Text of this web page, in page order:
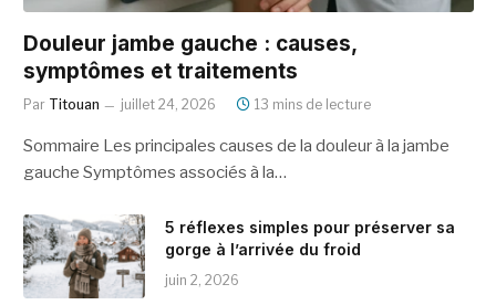
Douleur jambe gauche : causes,
symptômes et traitements
Par Titouan juillet 24, 2026 13 mins de lecture
Sommaire Les principales causes de la douleur à la jambe
gauche Symptômes associés à la…
5 réflexes simples pour préserver sa
gorge à l’arrivée du froid
juin 2, 2026